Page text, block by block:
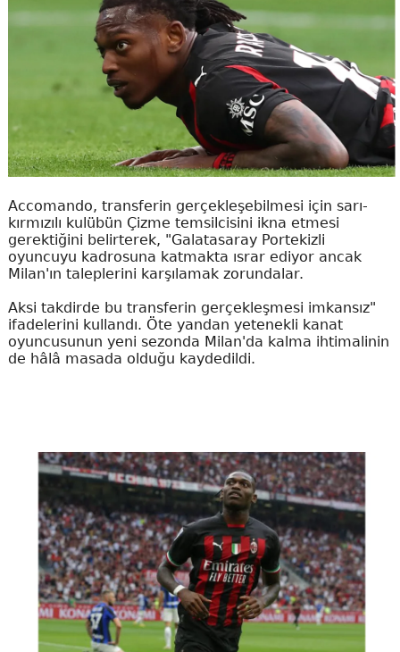
Accomando, transferin gerçekleşebilmesi için sarı-
kırmızılı kulübün Çizme temsilcisini ikna etmesi
gerektiğini belirterek, "Galatasaray Portekizli
oyuncuyu kadrosuna katmakta ısrar ediyor ancak
Milan'ın taleplerini karşılamak zorundalar.
Aksi takdirde bu transferin gerçekleşmesi imkansız"
ifadelerini kullandı. Öte yandan yetenekli kanat
oyuncusunun yeni sezonda Milan'da kalma ihtimalinin
de hâlâ masada olduğu kaydedildi.